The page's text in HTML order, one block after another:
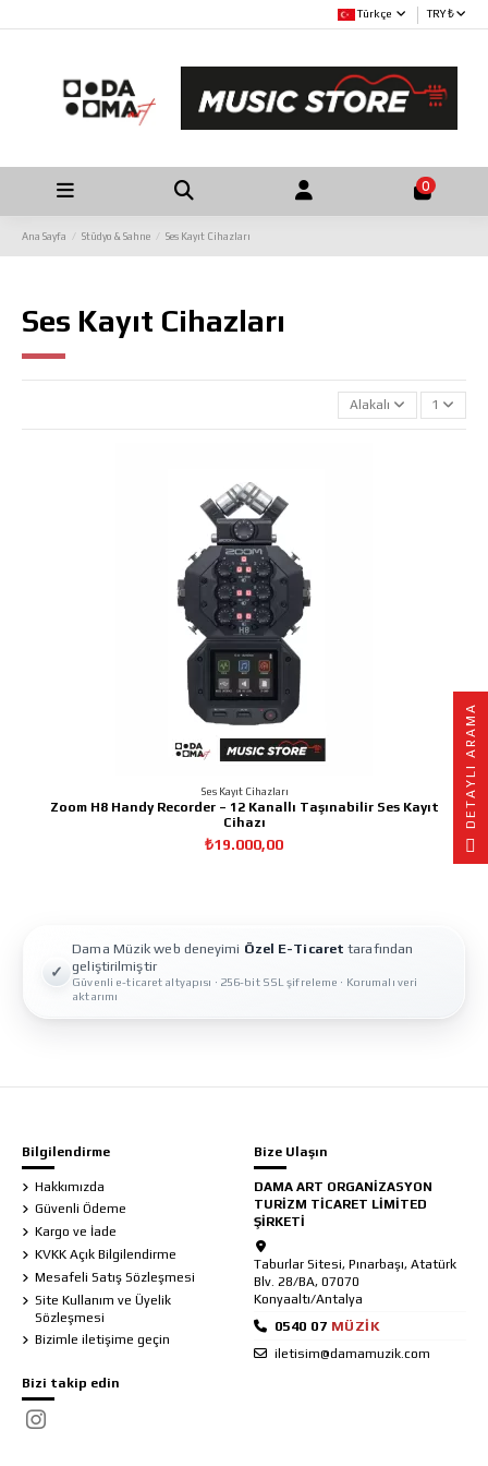
Türkçe TRY ₺
0
Ana Sayfa Stüdyo & Sahne Ses Kayıt Cihazları
Ses Kayıt Cihazları
Alakalı 1
Ses Kayıt Cihazları
Zoom H8 Handy Recorder – 12 Kanallı Taşınabilir Ses Kayıt
Cihazı
₺19.000,00
✓
Dama Müzik web deneyimi Özel E-Ticaret tarafından
geliştirilmiştir
Güvenli e-ticaret altyapısı · 256-bit SSL şifreleme · Korumalı veri
aktarımı
Bilgilendirme
Hakkımızda
Güvenli Ödeme
Kargo ve İade
KVKK Açık Bilgilendirme
Mesafeli Satış Sözleşmesi
Site Kullanım ve Üyelik
Sözleşmesi
Bizimle iletişime geçin
Bize Ulaşın
DAMA ART ORGANİZASYON
TURİZM TİCARET LİMİTED
ŞİRKETİ
Taburlar Sitesi, Pınarbaşı, Atatürk
Blv. 28/BA, 07070
Konyaaltı/Antalya
iletisim@damamuzik.com
Bizi takip edin
A